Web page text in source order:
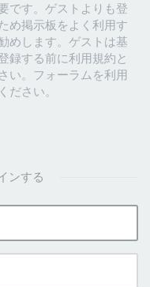
です。ゲストよりも登
め掲示板をよく利用す
めします。ゲストは基
録する前に利用規約と
い。フォーラムを利用
ださい。
ンする